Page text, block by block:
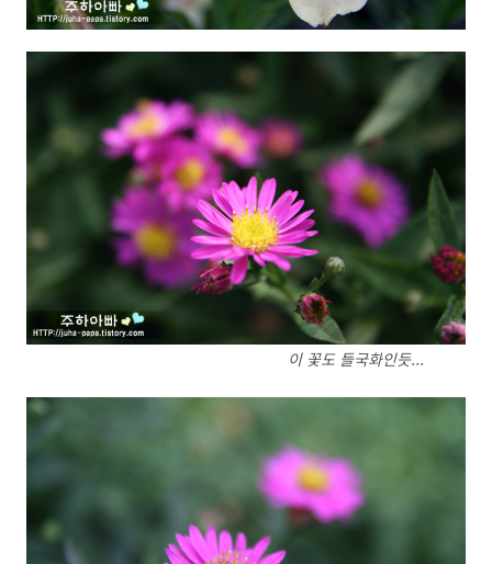
이 꽃도 들국화인듯...